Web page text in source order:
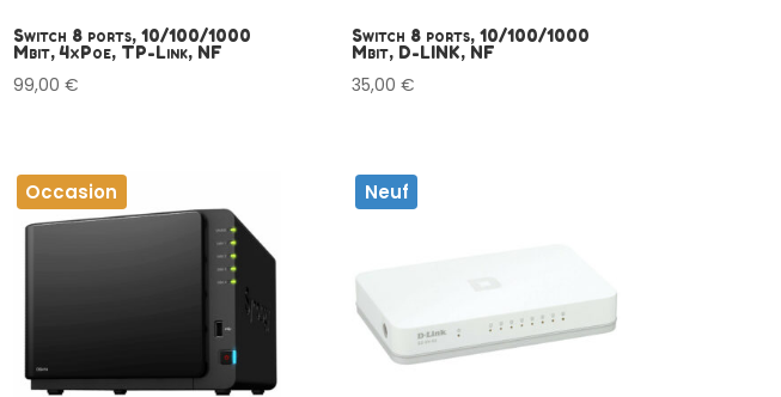
Switch 8 ports, 10/100/1000
Mbit, 4xPoe, TP-Link, NF
99,00 €
Switch 8 ports, 10/100/1000
Mbit, D-LINK, NF
35,00€
Occasion Neuf